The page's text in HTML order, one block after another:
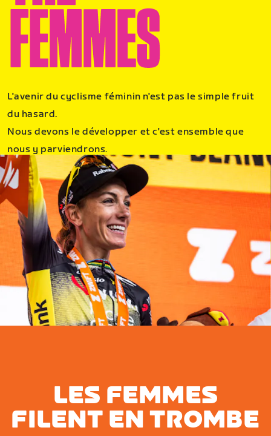
L'avenir du cyclisme féminin n'est pas le simple fruit
du hasard.
Nous devons le développer et c'est ensemble que
nous y parviendrons.
LES FEMMES
FILENT EN TROMBE